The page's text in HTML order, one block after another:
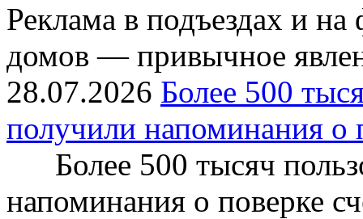
Реклама в подъездах и
домов — привычное
28.07.2026 Более 500
получили напоминания о
Более 500 тысяч
напоминания о поверке